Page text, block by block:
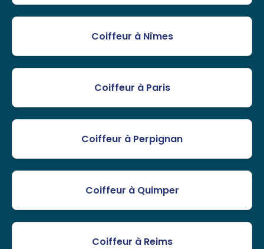
Coiffeur à Nîmes
Coiffeur à Paris
Coiffeur à Perpignan
Coiffeur à Quimper
Coiffeur à Reims